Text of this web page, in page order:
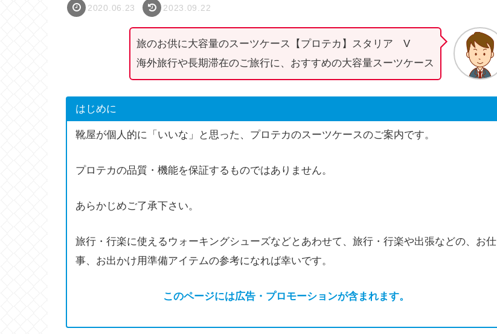
2020.06.23 2023.09.22
旅のお供に大容量のスーツケース【プロテカ】スタリア V
海外旅行や長期滞在のご旅行に、おすすめの大容量スーツケース
はじめに
靴屋が個人的に「いいな」と思った、プロテカのスーツケースのご案内です。
プロテカの品質・機能を保証するものではありません。
あらかじめご了承下さい。
旅行・行楽に使えるウォーキングシューズなどとあわせて、旅行・行楽や出張などの、お仕
事、お出かけ用準備アイテムの参考になれば幸いです。
このページには広告・プロモーションが含まれます。